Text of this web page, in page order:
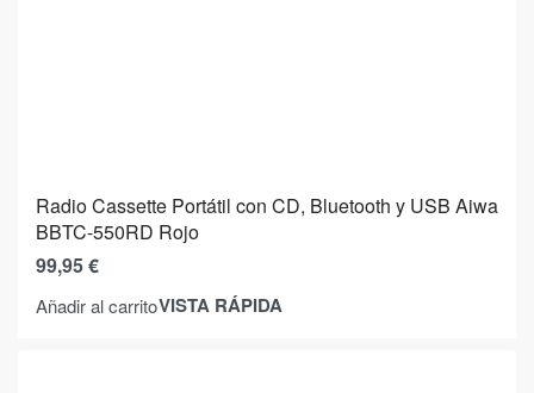
Radio Cassette Portátil con CD, Bluetooth y USB Aiwa
BBTC-550RD Rojo
99,95€
Añadir al carritoVISTA RÁPIDA